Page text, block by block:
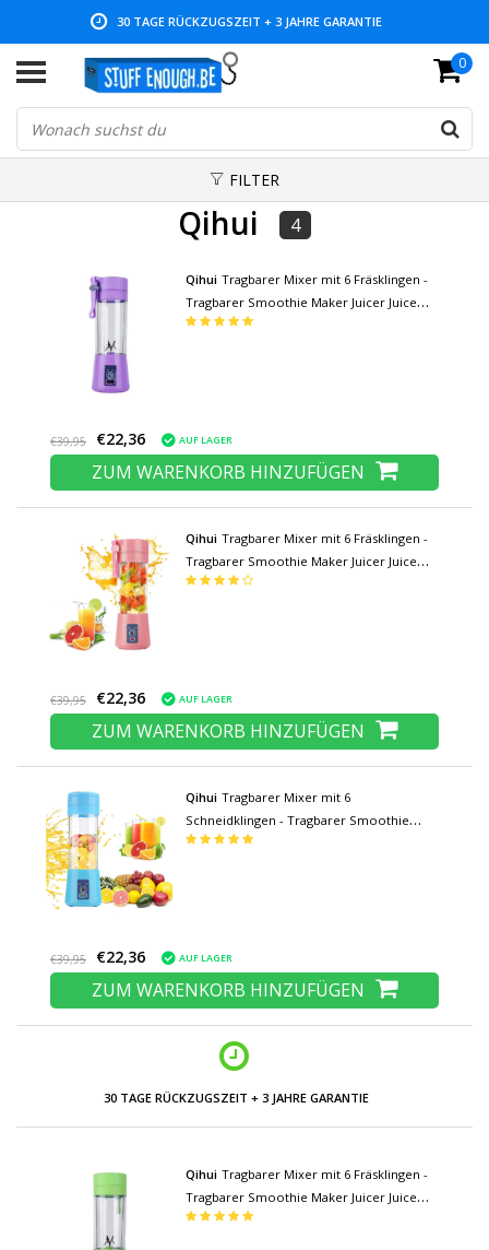
30 TAGE RÜCKZUGSZEIT + 3 JAHRE GARANTIE
NIEDRIGE PREISE UND GROSSE AUSWAHL 0
FILTER
Qihui 4
Qihui Tragbarer Mixer mit 6 Fräsklingen -
Tragbarer Smoothie Maker Juicer Juice
Extractor Purple
€39,95 €22,36 AUF LAGER
ZUM WARENKORB HINZUFÜGEN
Qihui Tragbarer Mixer mit 6 Fräsklingen -
Tragbarer Smoothie Maker Juicer Juice
Extractor Pink
€39,95 €22,36 AUF LAGER
ZUM WARENKORB HINZUFÜGEN
Qihui Tragbarer Mixer mit 6
Schneidklingen - Tragbarer Smoothie
Maker Juicer Juicer Blue
€39,95 €22,36 AUF LAGER
ZUM WARENKORB HINZUFÜGEN
30 TAGE RÜCKZUGSZEIT + 3 JAHRE GARANTIE
Qihui Tragbarer Mixer mit 6 Fräsklingen -
Tragbarer Smoothie Maker Juicer Juice
Extractor Green